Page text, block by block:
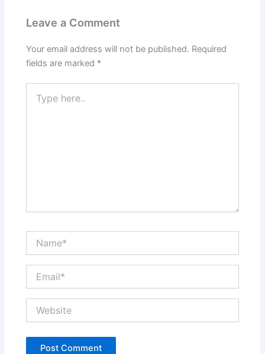
o
k
o
Leave a Comment
Your email address will not be published. Required
fields are marked *
here..